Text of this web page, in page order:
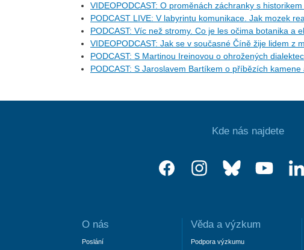
VIDEOPODCAST: O proměnách záchranky s
PODCAST LIVE: V labyrintu komunikace. Jak mozek
PODCAST: Víc než stromy. Co je les očima botanika a
VIDEOPODCAST: Jak se v současné Číně žije lidem z
PODCAST: S Martinou Ireinovou o ohrožených
PODCAST: S Jaroslavem Bartíkem o příbězích
Kde nás najdete
O nás
Poslání
Věda a výzkum
Podpora výzkumu